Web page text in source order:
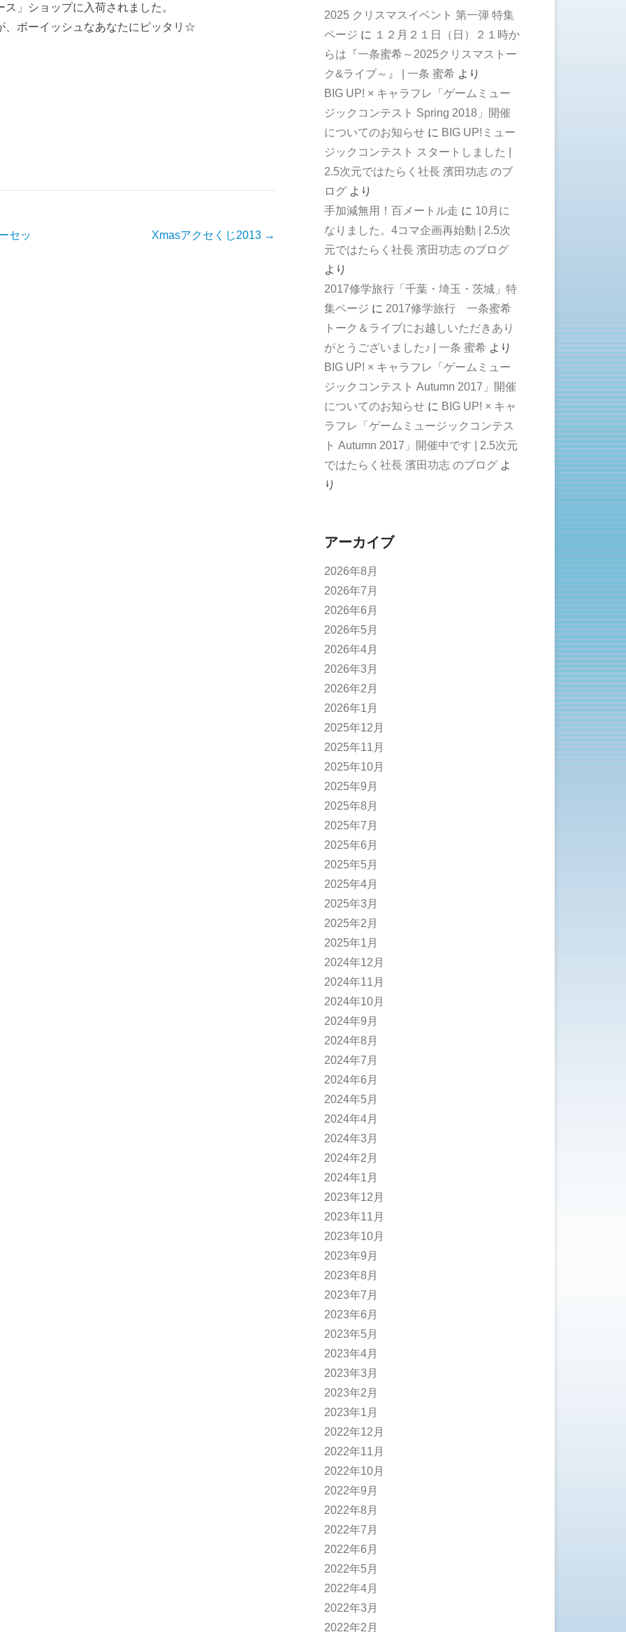
」ショップに入荷されました。
、ボーイッシュなあなたにピッタリ☆
セッ
Xmasアクセくじ2013 →
2025 クリスマスイベント 第一弾 特集
ページ に １２月２１日（日）２１時か
らは『一条蜜希～2025クリスマストー
ク&ライブ～』 | 一条 蜜希 より
BIG UP! × キャラフレ「ゲームミュー
ジックコンテスト Spring 2018」開催
についてのお知らせ に BIG UP!ミュー
ジックコンテスト スタートしました |
2.5次元ではたらく社長 濱田功志 のブ
ログ より
手加減無用！百メートル走 に 10月に
なりました。4コマ企画再始動 | 2.5次
元ではたらく社長 濱田功志 のブログ
より
2017修学旅行「千葉・埼玉・茨城」特
集ページ に 2017修学旅行 一条蜜希
トーク＆ライブにお越しいただきあり
がとうございました♪ | 一条 蜜希 より
BIG UP! × キャラフレ「ゲームミュー
ジックコンテスト Autumn 2017」開催
についてのお知らせ に BIG UP! × キャ
ラフレ「ゲームミュージックコンテス
ト Autumn 2017」開催中です | 2.5次元
ではたらく社長 濱田功志 のブログ よ
り
アーカイブ
2026年8月
2026年7月
2026年6月
2026年5月
2026年4月
2026年3月
2026年2月
2026年1月
2025年12月
2025年11月
2025年10月
2025年9月
2025年8月
2025年7月
2025年6月
2025年5月
2025年4月
2025年3月
2025年2月
2025年1月
2024年12月
2024年11月
2024年10月
2024年9月
2024年8月
2024年7月
2024年6月
2024年5月
2024年4月
2024年3月
2024年2月
2024年1月
2023年12月
2023年11月
2023年10月
2023年9月
2023年8月
2023年7月
2023年6月
2023年5月
2023年4月
2023年3月
2023年2月
2023年1月
2022年12月
2022年11月
2022年10月
2022年9月
2022年8月
2022年7月
2022年6月
2022年5月
2022年4月
2022年3月
2022年2月